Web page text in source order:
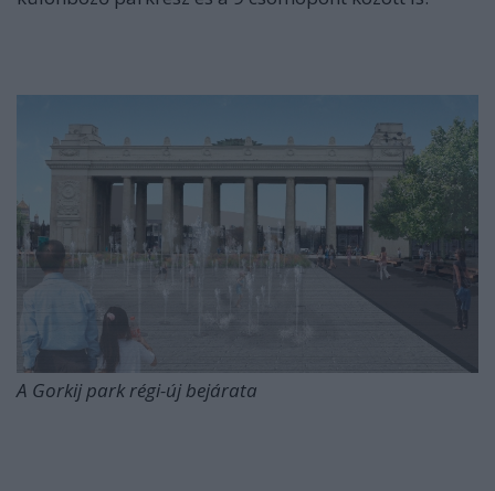
A Gorkij park régi-új bejárata